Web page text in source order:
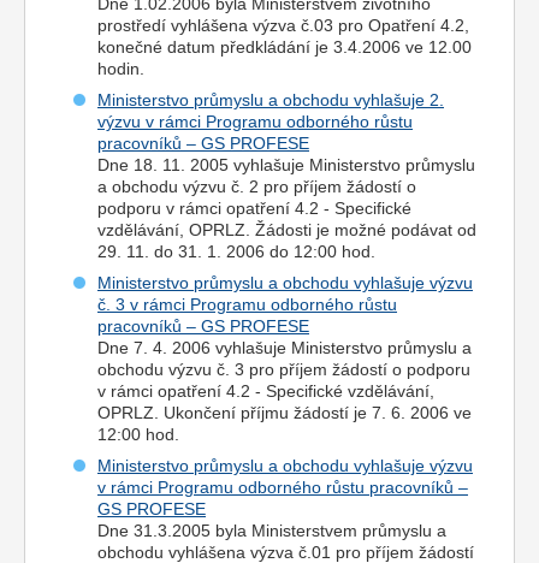
prostředí vyhlášena výzva č.03 pro Opatření 4.2,
konečné datum předkládání je 3.4.2006 ve 12.00
hodin.
Ministerstvo průmyslu a obchodu vyhlašuje 2.
výzvu v rámci Programu odborného růstu
pracovníků – GS PROFESE
Dne 18. 11. 2005 vyhlašuje Ministerstvo průmyslu
a obchodu výzvu č. 2 pro příjem žádostí o
podporu v rámci opatření 4.2 - Specifické
vzdělávání, OPRLZ. Žádosti je možné podávat od
29. 11. do 31. 1. 2006 do 12:00 hod.
Ministerstvo průmyslu a obchodu vyhlašuje výzvu
č. 3 v rámci Programu odborného růstu
pracovníků – GS PROFESE
Dne 7. 4. 2006 vyhlašuje Ministerstvo průmyslu a
obchodu výzvu č. 3 pro příjem žádostí o podporu
v rámci opatření 4.2 - Specifické vzdělávání,
OPRLZ. Ukončení příjmu žádostí je 7. 6. 2006 ve
12:00 hod.
Ministerstvo průmyslu a obchodu vyhlašuje výzvu
v rámci Programu odborného růstu pracovníků –
GS PROFESE
Dne 31.3.2005 byla Ministerstvem průmyslu a
obchodu vyhlášena výzva č.01 pro příjem žádostí